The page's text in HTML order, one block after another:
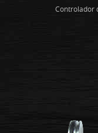
Controlador